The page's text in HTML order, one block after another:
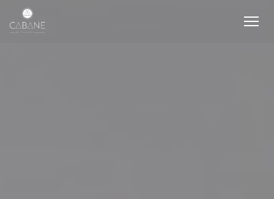
Personnalisation de vos choix en matière de cookies